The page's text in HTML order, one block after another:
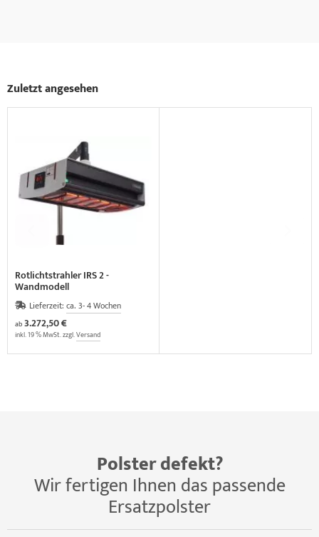
Zuletzt angesehen
Rotlichtstrahler IRS 2 -
Wandmodell
Lieferzeit: ca. 3- 4 Wochen
ab3.272,50 €
inkl. 19 % MwSt. zzgl.Versand
Polster defekt?
Wir fertigen Ihnen das passende
Ersatzpolster